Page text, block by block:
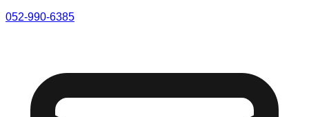
052-990-6385